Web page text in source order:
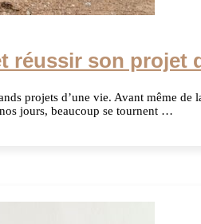
réussir son projet
projets d’une vie. Avant même
jours, beaucoup se tournent …